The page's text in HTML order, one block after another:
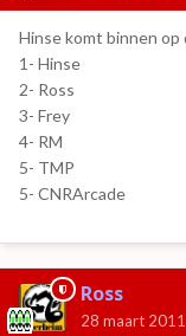
Hinse komt binnen
1- Hinse
2- Ross
3- Frey
4- RM
5- TMP
5- CNRArcade
Ross
28 maart 2011